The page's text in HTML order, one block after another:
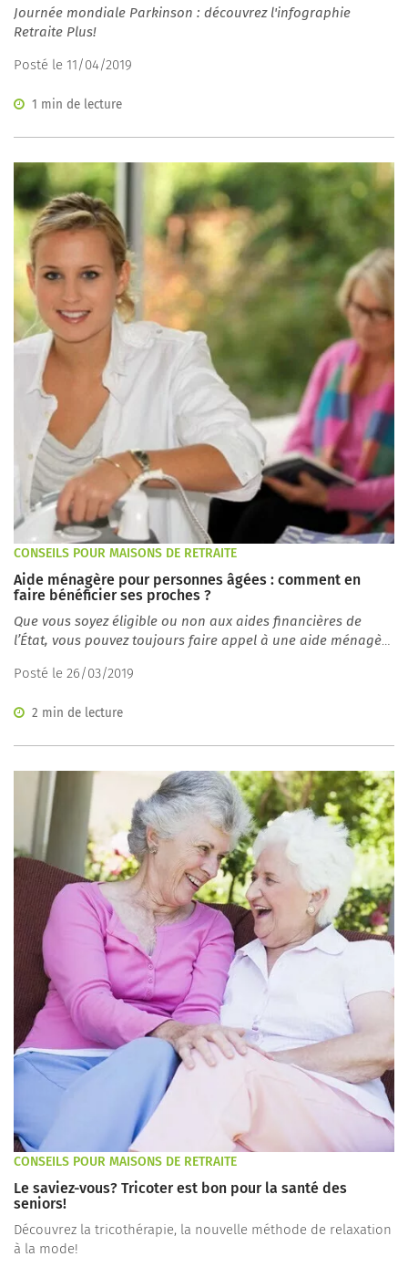
Journée mondiale Parkinson : découvrez l'infographie
Retraite Plus!
Posté le 11/04/2019
1 min de lecture
CONSEILS POUR MAISONS DE RETRAITE
Aide ménagère pour personnes âgées : comment en
faire bénéficier ses proches ?
Que vous soyez éligible ou non aux aides financières de
l’État, vous pouvez toujours faire appel à une aide ménagère
Posté le 26/03/2019
2 min de lecture
CONSEILS POUR MAISONS DE RETRAITE
Le saviez-vous? Tricoter est bon pour la santé des
seniors!
Découvrez la tricothérapie, la nouvelle méthode de relaxation
à la mode!